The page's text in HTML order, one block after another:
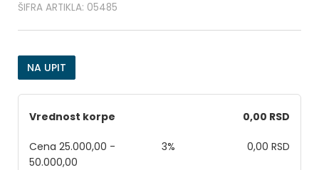
ŠIFRA ARTIKLA: 05485
NA UPIT
Vrednost korpe 0,00 RSD
Cena 25.000,00 -
50.000,00
3% 0,00 RSD